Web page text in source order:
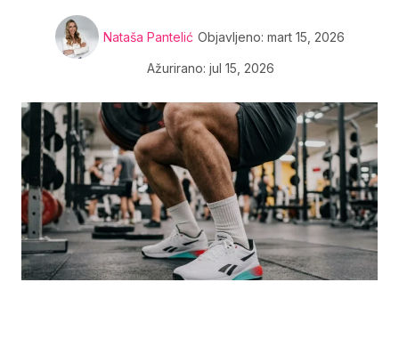
Nataša Pantelić Objavljeno: mart 15, 2026
Ažurirano: jul 15, 2026